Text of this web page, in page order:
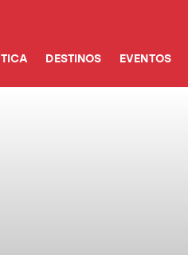
DESTINOS EVENTOS